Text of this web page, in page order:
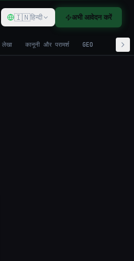
🇮🇳हिन्दी अभी आवेदन करें
लेखा कानूनी और परामर्श GEO